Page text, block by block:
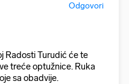
Odgovori
Radosti Turudić će te
treće optužnice. Ruka
sa obadvije.